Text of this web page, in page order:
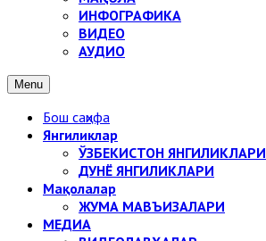
ИНФОГРАФИКА
ВИДЕО
АУДИО
Menu
Бош саҳифа
Янгиликлар
ЎЗБЕКИСТОН ЯНГИЛИКЛАРИ
ДУНЁ ЯНГИЛИКЛАРИ
Мақолалар
ЖУМА МАВЪИЗАЛАРИ
МЕДИА